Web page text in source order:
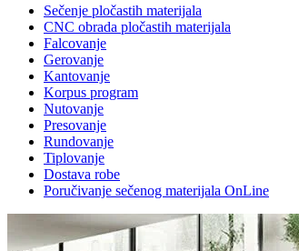
Sečenje pločastih materijala
CNC obrada pločastih materijala
Falcovanje
Gerovanje
Kantovanje
Korpus program
Nutovanje
Presovanje
Rundovanje
Tiplovanje
Dostava robe
Poručivanje sečenog materijala OnLine